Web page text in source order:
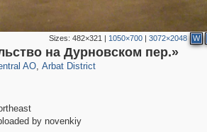
Sizes: 482×321 | 1050×700| 3072×2048 W
на Дурновском пер.»
AO
5,916
, Arbat District
13,485 356
by novenkiy